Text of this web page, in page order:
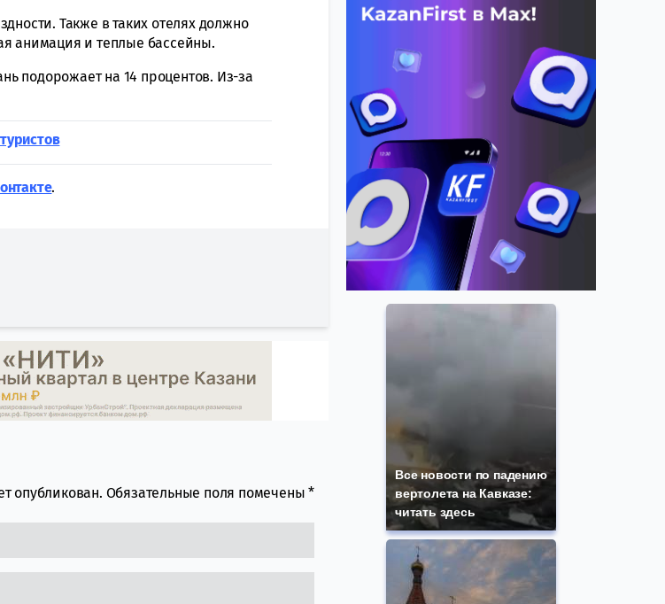
Также в таких отелях должно
анимация и теплые бассейны.
подорожает на 14 процентов. Из-за
.
опубликован. Обязательные поля помечены*
Все новости по падению
вертолета на Кавказе:
читать здесь